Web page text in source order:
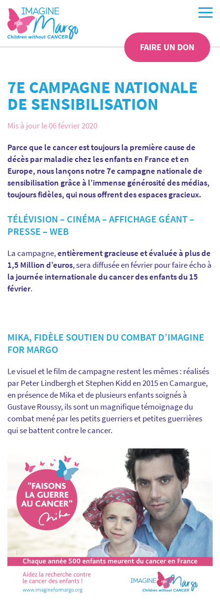
FAIRE UN DON
7E CAMPAGNE NATIONALE
DE SENSIBILISATION
Mis à jour le 06 février 2020
Parce que le cancer est toujours la première cause de
décès par maladie chez les enfants en France et en
Europe, nous lançons notre 7e campagne nationale de
sensibilisation grâce à l’immense générosité des médias,
toujours fidèles, qui nous offrent des espaces gracieux.
TÉLÉVISION – CINÉMA – AFFICHAGE GÉANT –
PRESSE – WEB
La campagne,entièrement gracieuse et évaluée à plus de
1,5 Million d’euros, sera diffusée en février pour faire écho à
la journée internationale du cancer des enfants du 15
février.
MIKA, FIDÈLE SOUTIEN DU COMBAT D’IMAGINE
FOR MARGO
Le visuel et le film de campagne restent les mêmes : réalisés
par Peter Lindbergh et Stephen Kidd en 2015 en Camargue,
en présence de Mika et de plusieurs enfants soignés à
Gustave Roussy, ils sont un magnifique témoignage du
combat mené par les petits guerriers et petites guerrières
qui se battent contre le cancer.